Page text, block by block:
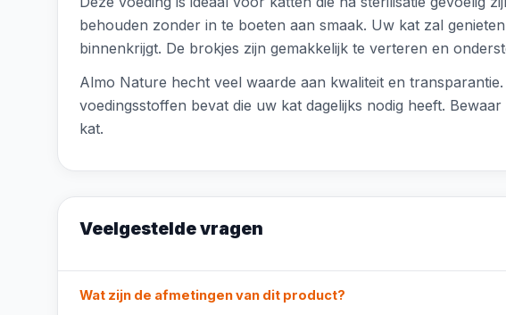
behouden zonder in te boeten aan smaak. Uw kat zal
binnenkrijgt. De brokjes zijn gemakkelijk te verteren en
Almo Nature hecht veel waarde aan kwaliteit en
voedingsstoffen bevat die uw kat dagelijks nodig heeft.
kat.
Veelgestelde vragen
Wat zijn de afmetingen van dit product?